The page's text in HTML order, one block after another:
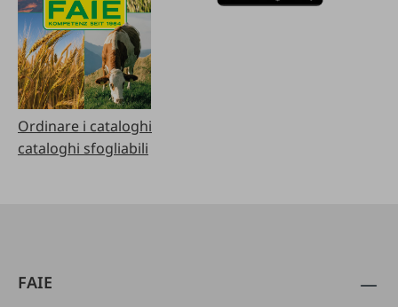
Ordinare i cataloghi
cataloghi sfogliabili
FAIE